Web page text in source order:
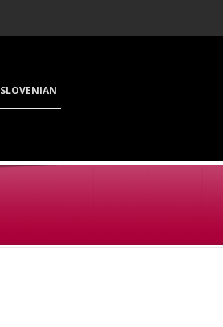
SLOVENIAN